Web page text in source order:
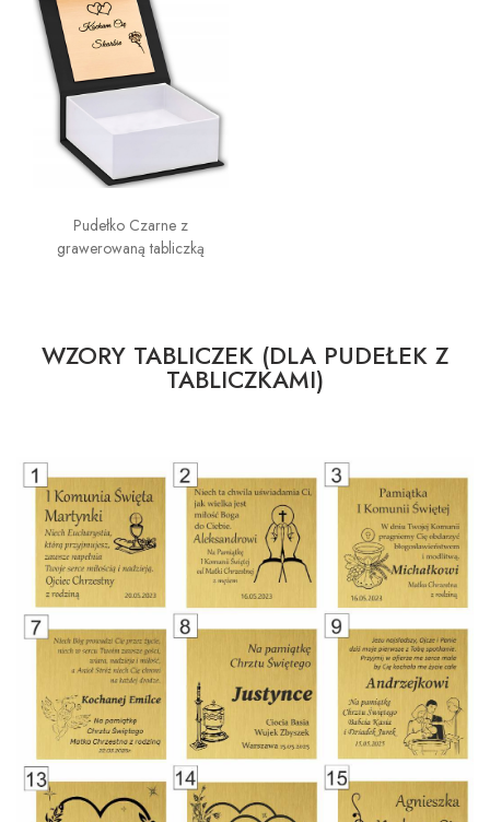
Pudełko Czarne z
grawerowaną tabliczką
WZORY TABLICZEK (DLA PUDEŁEK Z
TABLICZKAMI)